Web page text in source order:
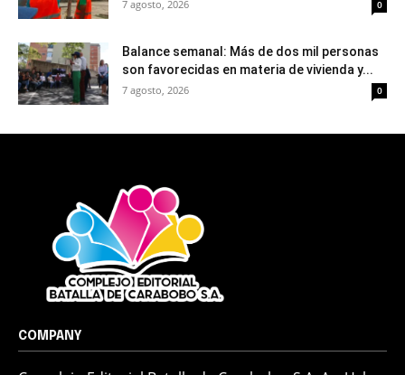
7 agosto, 2026 0
Balance semanal: Más de dos mil personas
son favorecidas en materia de vivienda y...
7 agosto, 2026 0
COMPANY